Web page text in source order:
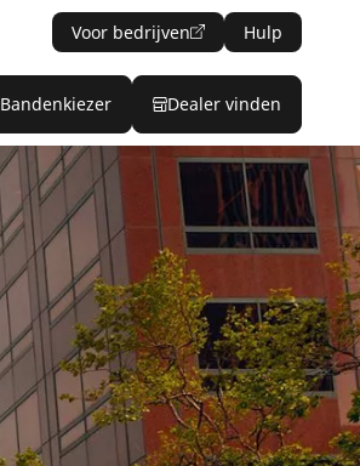
Voor bedrijven Hulp
Bandenkiezer Dealer vinden